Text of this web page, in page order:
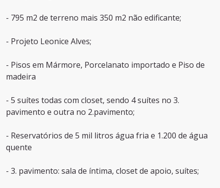
- 795 m2 de terreno mais 350 m2 não edificante;
- Projeto Leonice Alves;
- Pisos em Mármore, Porcelanato importado e Piso de
madeira
- 5 suítes todas com closet, sendo 4 suítes no 3.
pavimento e outra no 2.pavimento;
- Reservatórios de 5 mil litros água fria e 1.200 de água
quente
- 3. pavimento: sala de íntima, closet de apoio, suítes;